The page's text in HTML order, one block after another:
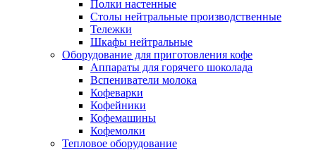
Полки настенные
Столы нейтральные производственные
Тележки
Шкафы нейтральные
Оборудование для приготовления кофе
Аппараты для горячего шоколада
Вспениватели молока
Кофеварки
Кофейники
Кофемашины
Кофемолки
Тепловое оборудование